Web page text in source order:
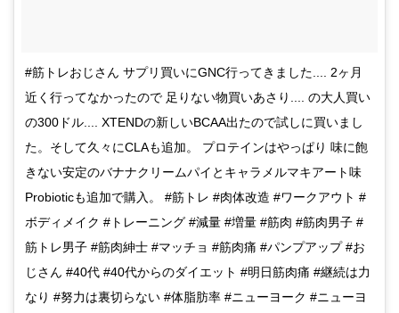
#筋トレおじさん サプリ買いにGNC行ってきました.... 2ヶ月
近く行ってなかったので 足りない物買いあさり.... の大人買い
の300ドル.... XTENDの新しいBCAA出たので試しに買いまし
た。そして久々にCLAも追加。 プロテインはやっぱり 味に飽
きない安定のバナナクリームパイとキャラメルマキアート味
Probioticも追加で購入。 #筋トレ #肉体改造 #ワークアウト #
ボディメイク #トレーニング #減量 #増量 #筋肉 #筋肉男子 #
筋トレ男子 #筋肉紳士 #マッチョ #筋肉痛 #パンプアップ #お
じさん #40代 #40代からのダイエット #明日筋肉痛 #継続は力
なり #努力は裏切らない #体脂肪率 #ニューヨーク #ニューヨ